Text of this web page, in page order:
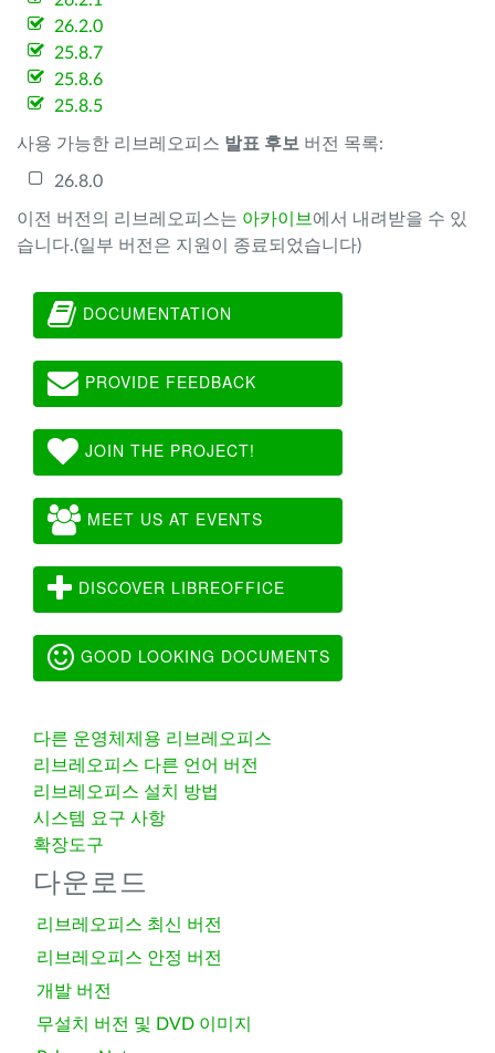
26.2.0
25.8.7
25.8.6
25.8.5
사용 가능한 리브레오피스 발표 후보 버전 목록:
26.8.0
이전 버전의 리브레오피스는 아카이브 에서 내려받을 수 있
습니다.(일부 버전은 지원이 종료되었습니다)
DOCUMENTATION
PROVIDE FEEDBACK
JOIN THE PROJECT!
MEET US AT EVENTS
DISCOVER LIBREOFFICE
GOOD LOOKING DOCUMENTS
다른 운영체제용 리브레오피스
리브레오피스 다른 언어 버전
리브레오피스 설치 방법
시스템 요구 사항
확장도구
다운로드
리브레오피스 최신 버전
리브레오피스 안정 버전
개발 버전
무설치 버전 및 DVD 이미지